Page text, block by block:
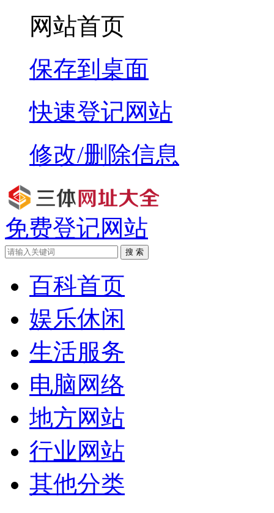
网站首页
保存到桌面
快速登记网站
修改/删除信息
免费登记网站
搜 索
百科首页
娱乐休闲
生活服务
电脑网络
地方网站
行业网站
其他分类